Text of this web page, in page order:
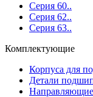
Серия 60..
Серия 62..
Серия 63..
Комплектующие
Корпуса для
Детали